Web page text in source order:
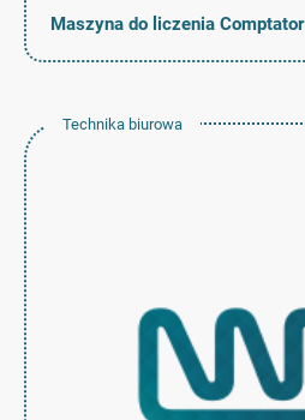
Maszyna do liczenia Comptator
Technika biurowa